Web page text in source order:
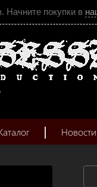
Начните покупки в
Новости